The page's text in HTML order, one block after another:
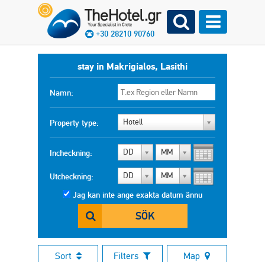
+30 28210 90760
stay in Makrigialos, Lasithi
Namn:
Property type: Hotell
Incheckning: DD MM
Utcheckning: DD MM
Jag kan inte ange exakta datum ännu
SÖK
Sort Filters Map